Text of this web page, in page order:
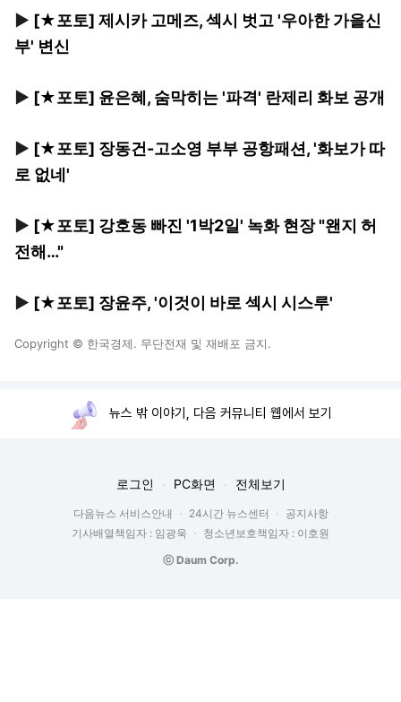
▶ [★포토] 제시카 고메즈, 섹시 벗고 '우아한 가을신
부' 변신
▶ [★포토] 윤은혜, 숨막히는 '파격' 란제리 화보 공개
▶ [★포토] 장동건-고소영 부부 공항패션, '화보가 따
로 없네'
▶ [★포토] 강호동 빠진 '1박2일' 녹화 현장 "왠지 허
전해…"
▶ [★포토] 장윤주, '이것이 바로 섹시 시스루'
Copyright © 한국경제. 무단전재 및 재배포 금지.
뉴스 밖 이야기, 다음 커뮤니티 웹에서 보기
로그인 PC화면 전체보기
다음뉴스 서비스안내 24시간 뉴스센터
공지사항
기사배열책임자 : 임광욱
청소년보호책임자 : 이호원
ⓒ Daum Corp.